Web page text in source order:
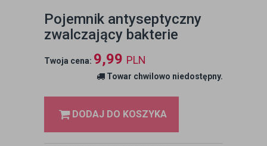
Pojemnik antyseptyczny
zwalczający bakterie
Twoja cena: 9,99 PLN
Towar chwilowo niedostępny.
DODAJ DO KOSZYKA